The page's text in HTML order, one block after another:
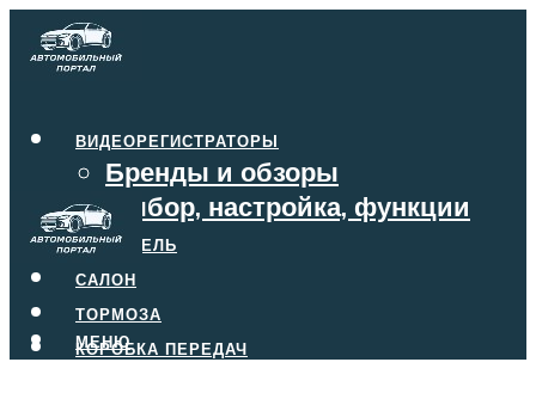
ВИДЕОРЕГИСТРАТОРЫ
Бренды и обзоры
Выбор, настройка, функции
ДВИГАТЕЛЬ
САЛОН
ТОРМОЗА
КОРОБКА ПЕРЕДАЧ
МЕНЮ